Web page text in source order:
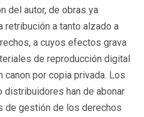
del autor, de obras ya
retribución a tanto alzado a
a cuyos efectos grava
de reproducción digital
canon por copia privada. Los
han de abonar
de gestión de los derechos